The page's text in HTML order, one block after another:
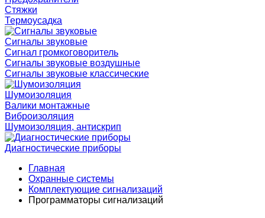
Стяжки
Термоусадка
Сигналы звуковые
Сигнал громкоговоритель
Сигналы звуковые воздушные
Сигналы звуковые классические
Шумоизоляция
Валики монтажные
Виброизоляция
Шумоизоляция, антискрип
Диагностические приборы
Главная
Охранные системы
Комплектующие сигнализаций
Программаторы сигнализаций